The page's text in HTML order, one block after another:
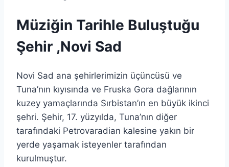
Müziğin Tarihle Buluştuğu
Şehir ,Novi Sad
Novi Sad ana şehirlerimizin üçüncüsü ve
Tuna’nın kıyısında ve Fruska Gora dağlarının
kuzey yamaçlarında Sırbistan’ın en büyük ikinci
şehri. Şehir, 17. yüzyılda, Tuna’nın diğer
tarafındaki Petrovaradian kalesine yakın bir
yerde yaşamak isteyenler tarafından
kurulmuştur.